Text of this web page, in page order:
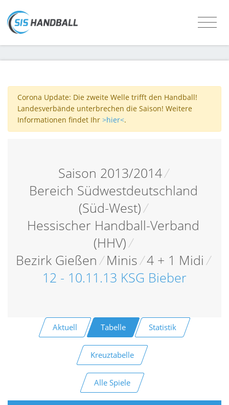
Corona Update: Die zweite Welle trifft den Handball!
Landesverbände unterbrechen die Saison! Weitere
Informationen findet Ihr >hier<.
Saison 2013/2014/
Bereich Südwestdeutschland
(Süd-West)/
Hessischer Handball-Verband
(HHV)/
Bezirk Gießen / Minis/4 + 1 Midi /
12 - 10.11.13 KSG Bieber
Aktuell Tabelle Statistik
Kreuztabelle
Alle Spiele